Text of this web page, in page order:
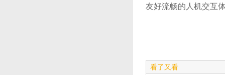
友好流畅的人机交互
看了又看